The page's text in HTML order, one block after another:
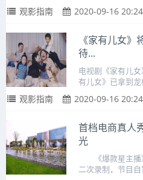
观影指南 2020-09-16
《家有儿女》
待...
电视剧《家有儿
有儿女》已拿到
观影指南 2020-09-16
首档电商真人
光
《爆款星主播
二次录制，节目